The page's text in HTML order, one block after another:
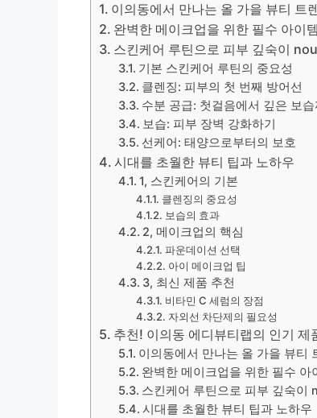
이의동에서 만나는 올 가을 뷰티 트
완벽한 메이크업을 위한 필수 아이템
스킨케어 루틴으로 피부 깊숙이
기본 스킨케어 루틴의 중요성
클렌징: 피부의 첫 번째 방어선
수분 공급: 첫걸음에서 깊은 보습
보습: 피부 장벽 강화하기
선케어: 태양으로부터의 보호
시대를 초월한 뷰티 팁과 노하우
1, 스킨케어의 기본
클렌징의 중요성
보습의 효과
2, 메이크업의 핵심
파운데이션 선택
아이 메이크업 팁
3, 최신 제품 추천
비타민 C 세럼의 장점
자외선 차단제의 필요성
추천! 이의동 에디뷰티랩의 인기 제
이의동에서 만나는 올 가을 뷰티
완벽한 메이크업을 위한 필수 아
스킨케어 루틴으로 피부 깊숙이
시대를 초월한 뷰티 팁과 노하우